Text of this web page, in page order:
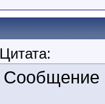
Цитата:
Сообщение